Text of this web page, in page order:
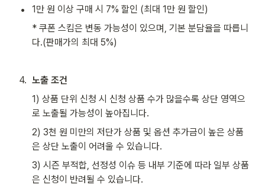
•
1만 원 이상 구매 시 7% 할인 (최대 1만 원 할인)
* 쿠폰 스킴은 변동 가능성이 있으며, 기본 분담율을 따릅니
다.(판매가의 최대 5%)
4. 노출 조건
1) 상품 단위 신청 시 신청 상품 수가 많을수록 상단 영역으
로 노출될 가능성이 높아집니다.
2) 3천 원 미만의 저단가 상품 및 옵션 추가금이 높은 상품
은 상단 노출이 어려울 수 있습니다.
3) 시즌 부적합, 선정성 이슈 등 내부 기준에 따라 일부 상품
은 신청이 반려될 수 있습니다.